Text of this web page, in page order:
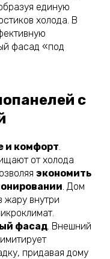
единую
холода. В
фасад «под
с
и комфорт.
от холода
экономить
. Дом
жару внутри
фасад. Внешний
придавая дому